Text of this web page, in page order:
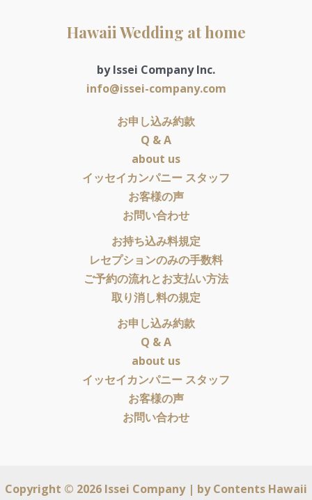
Hawaii Wedding at home
by Issei Company Inc.
info@issei-company.com
お申し込み約款
Q & A
about us
イッセイカンパニー スタッフ
お客様の声
お問い合わせ
お持ち込み料規定
レセプションのみの手数料
ご予約の流れとお支払い方法
取り消し料の規定
お申し込み約款
Q & A
about us
イッセイカンパニー スタッフ
お客様の声
お問い合わせ
Copyright © 2026 Issei Company | byContents Hawaii